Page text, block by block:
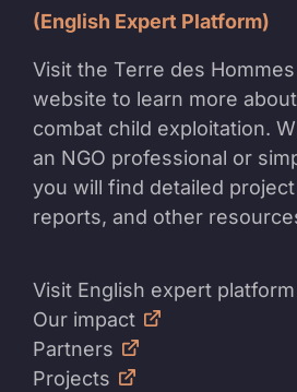
(English Expert Platform)
Visit the Terre des
website to learn more
combat child exploitation.
an NGO professional or
you will find detailed
reports, and other
Visit English expert platform
Our impact
Partners
Projects